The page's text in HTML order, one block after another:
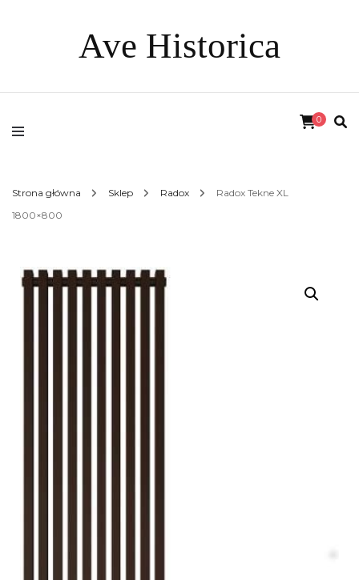
Ave Historica
0
Strona główna Sklep Radox
Radox Tekne XL
1800×800